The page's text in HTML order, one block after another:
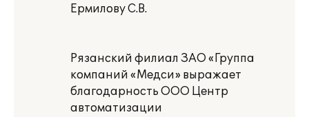
Ермилову С.В.
Рязанский филиал ЗАО «Группа
компаний «Медси» выражает
благодарность ООО Центр
автоматизации